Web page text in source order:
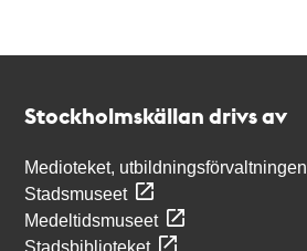
Stockholmskällan drivs av
Medioteket, utbildningsförvaltningen
Stadsmuseet
Medeltidsmuseet
Stadsbiblioteket